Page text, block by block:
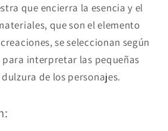
que encierra la esencia y el
que son el elemento
se seleccionan según
interpretar las pequeñas
de los personajes.